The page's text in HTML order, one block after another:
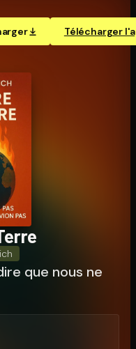
Télécharger
que nous ne